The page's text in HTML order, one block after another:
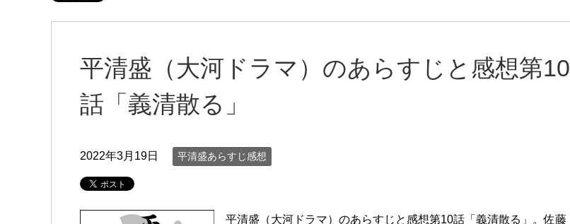
平清盛（大河ドラマ）のあらすじと感想第10
話「義清散る」
2022年3月19日 平清盛あらすじ感想
平清盛（大河ドラマ）のあらすじと感想第10話「義清散る」。佐藤